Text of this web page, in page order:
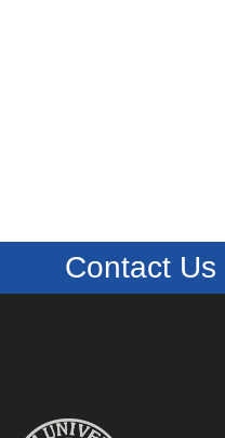
Contact Us